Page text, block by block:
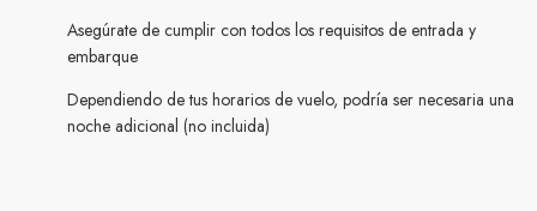
Asegúrate de cumplir con todos los requisitos de entrada y
embarque
Dependiendo de tus horarios de vuelo, podría ser necesaria una
noche adicional (no incluida)